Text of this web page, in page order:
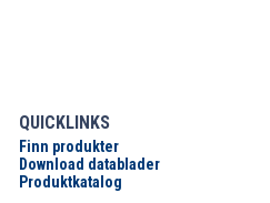
QUICKLINKS
Finn produkter
Download datablader
Produktkatalog